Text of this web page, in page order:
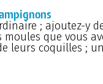
; ajoutez-y
que vous
leurs coquilles ;